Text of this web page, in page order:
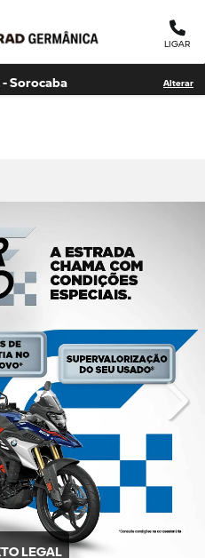
Ctrl+Alt+Z Para saber
LIGAR
Sorocaba Alterar
LEGAL